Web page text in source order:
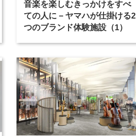
音楽を楽しむきっかけをすべ
ての人に－ヤマハが仕掛ける2
つのブランド体験施設（1）